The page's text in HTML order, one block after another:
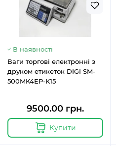
В наявності
Ваги торгові електронні з
друком етикеток DIGI SM-
500MK4EP-K15
9500.00 грн.
Купити